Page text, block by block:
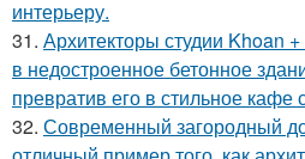
интерьеру.
31. Архитекторы студии Khoan
в недостроенное бетонное
превратив его в стильное
32. Современный загородный